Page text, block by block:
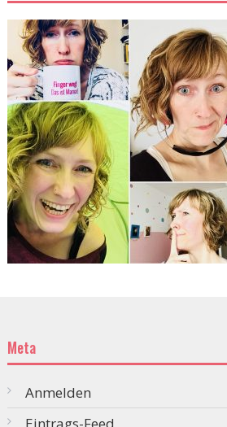
Meta
Anmelden
Eintrags-Feed